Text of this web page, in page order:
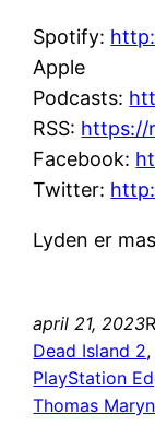
Spotify:
Apple
Podcasts:
RSS: https://
Facebook:
Twitter:
Lyden er
april 21, 2023
Dead Island 2,
PlayStation
Thomas